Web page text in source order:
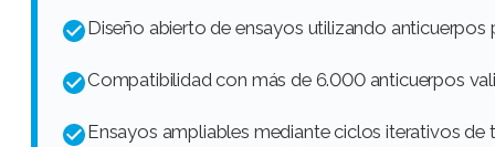
Diseño abierto de ensayos utilizando
Compatibilidad con más de 6.000 anticuerpos
Ensayos ampliables mediante ciclos iterativos de